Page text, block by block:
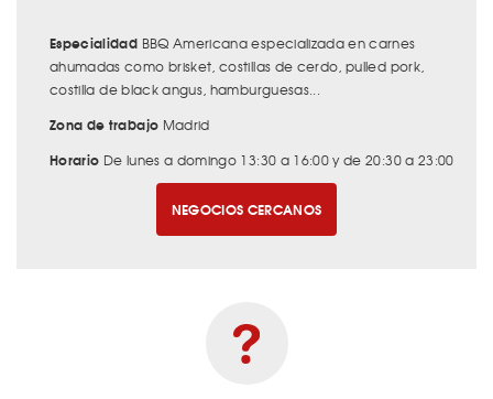
Especialidad BBQ Americana especializada en carnes
ahumadas como brisket, costillas de cerdo, pulled pork,
costilla de black angus, hamburguesas...
Zona de trabajo Madrid
Horario De lunes a domingo 13:30 a 16:00 y de 20:30 a 23:00
NEGOCIOS CERCANOS